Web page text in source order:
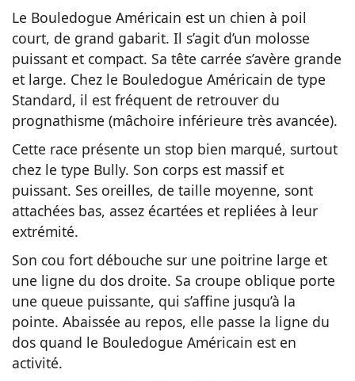
Le Bouledogue Américain est un chien à poil
court, de grand gabarit. Il s’agit d’un molosse
puissant et compact. Sa tête carrée s’avère grande
et large. Chez le Bouledogue Américain de type
Standard, il est fréquent de retrouver du
prognathisme (mâchoire inférieure très avancée).
Cette race présente un stop bien marqué, surtout
chez le type Bully. Son corps est massif et
puissant. Ses oreilles, de taille moyenne, sont
attachées bas, assez écartées et repliées à leur
extrémité.
Son cou fort débouche sur une poitrine large et
une ligne du dos droite. Sa croupe oblique porte
une queue puissante, qui s’affine jusqu’à la
pointe. Abaissée au repos, elle passe la ligne du
dos quand le Bouledogue Américain est en
activité.